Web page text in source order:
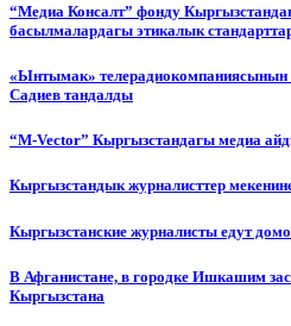
“Медиа Консалт” фонду
басылмалардагы этикалык
«Ынтымак»
Садиев тандалды
“М-Vector” Кыргызстандагы медиа
Кыргызстандык журналисттер
Кыргызстанские журналисты едут
В Афганистане, в городке Ишкашим
Кыргызстана